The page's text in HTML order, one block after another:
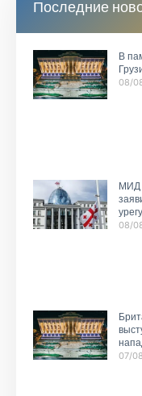
Последние
В
08/
МИД
08/
07/